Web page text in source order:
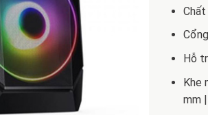
Hỗ
Khe
mm